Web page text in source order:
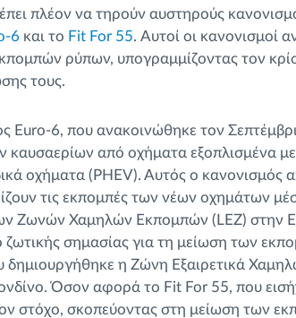
πλέον να τηρούν αυστηρούς
6 και το Fit For 55. Αυτοί οι κανονισμοί
ρύπων, υπογραμμίζοντας τον
τους.
Euro-6, που ανακοινώθηκε τον
από οχήματα εξοπλισμένα με
οχήματα (PHEV). Αυτός ο κανονισμός
τις εκπομπές των νέων οχημάτων
Ζωνών Χαμηλών Εκπομπών (LEZ) στην
ζωτικής σημασίας για τη μείωση των
δημιουργήθηκε η Ζώνη Εξαιρετικά
Όσον αφορά το Fit For 55, που
στόχο, σκοπεύοντας στη μείωση των